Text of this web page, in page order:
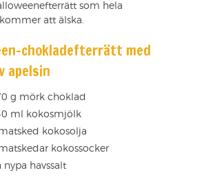
som hela
att älska.
chokladefterrätt med
apelsin
g mörk choklad
ml kokosmjölk
kokosolja
kokossocker
nypa havssalt